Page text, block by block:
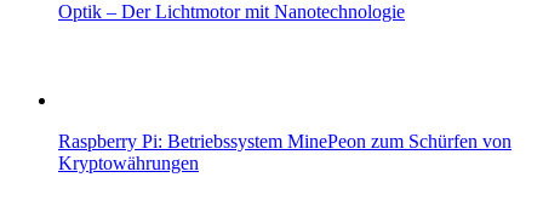
Optik – Der Lichtmotor mit Nanotechnologie
Raspberry Pi: Betriebssystem MinePeon zum Schürfen von
Kryptowährungen